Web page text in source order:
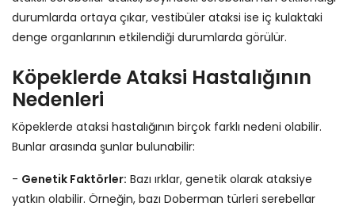
durumlarda ortaya çıkar, vestibüler ataksi ise iç kulaktaki
denge organlarının etkilendiği durumlarda görülür.
Köpeklerde Ataksi Hastalığının
Nedenleri
Köpeklerde ataksi hastalığının birçok farklı nedeni olabilir.
Bunlar arasında şunlar bulunabilir:
- Genetik Faktörler: Bazı ırklar, genetik olarak ataksiye
yatkın olabilir. Örneğin, bazı Doberman türleri serebellar